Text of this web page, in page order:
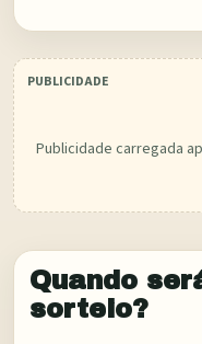
Publicidade carregada
Quando
sorteio?